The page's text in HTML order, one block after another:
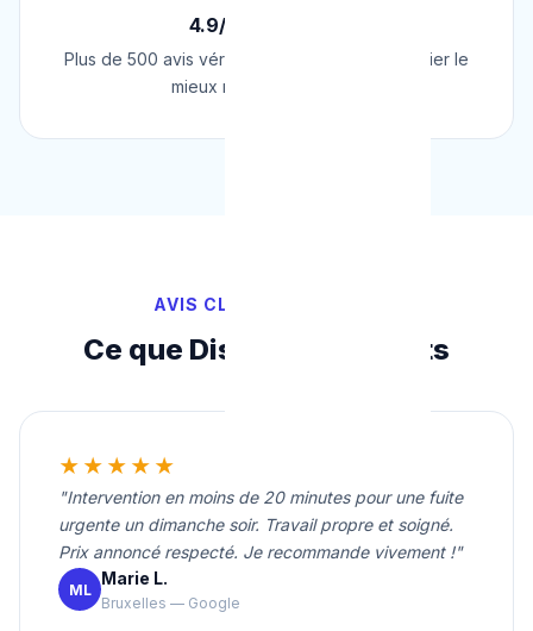
4.9/5 sur Google
Plus de 500 avis vérifiés sur Google. Le plombier le
mieux noté de Belgique.
AVIS CLIENTS VÉRIFIÉS
Ce que Disent Nos Clients
★★★★★
"Intervention en moins de 20 minutes pour une fuite
urgente un dimanche soir. Travail propre et soigné.
Prix annoncé respecté. Je recommande vivement !"
ML
Marie L.
Bruxelles — Google